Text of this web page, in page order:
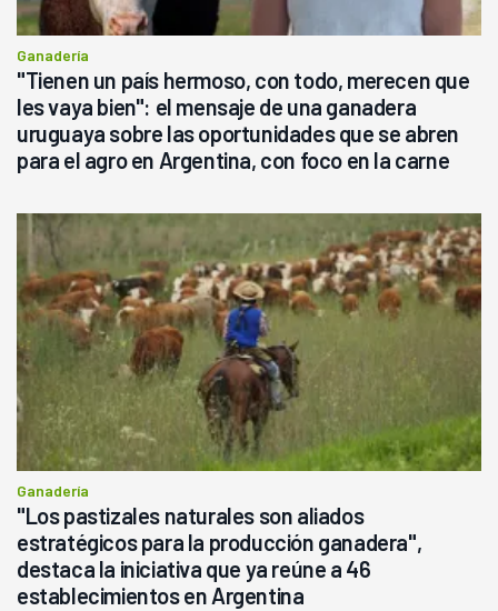
Ganadería
"Tienen un país hermoso, con todo, merecen que
les vaya bien": el mensaje de una ganadera
uruguaya sobre las oportunidades que se abren
para el agro en Argentina, con foco en la carne
Ganadería
"Los pastizales naturales son aliados
estratégicos para la producción ganadera",
destaca la iniciativa que ya reúne a 46
establecimientos en Argentina